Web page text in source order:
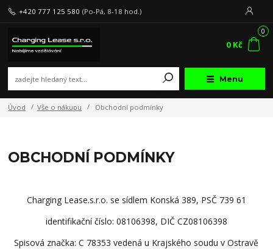
Menu
+420 777 125 580 (Po-Pá, 8-18 hod.)
0
0 Kč
Úvod Vše o nákupu Obchodní podmínky
OBCHODNÍ PODMÍNKY
Charging Lease.s.r.o. se sídlem Konská 389, PSČ 739 61
identifikační číslo: 08106398, DIČ CZ08106398
Spisová značka: C 78353 vedená u Krajského soudu v Ostravě